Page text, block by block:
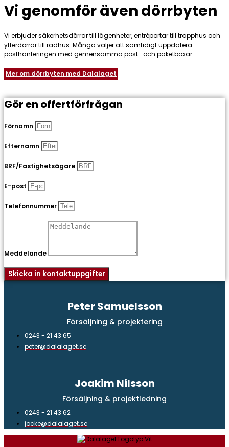
Vi genomför även dörrbyten
Vi erbjuder säkerhetsdörrar till lägenheter, entréportar till trapphus och
ytterdörrar till radhus. Många väljer att samtidigt uppdatera
posthanteringen med gemensamma post- och paketboxar.
Mer om dörrbyten med Dalalaget
Gör en offertförfrågan
Förnamn
Efternamn
BRF/Fastighetsägare
E-post
Telefonnummer
Meddelande
Skicka in kontaktuppgifter
Peter Samuelsson
Försäljning & projektering
0243 - 21 43 65
peter@dalalaget.se
Joakim Nilsson
Försäljning & projektledning
0243 - 21 43 62
jocke@dalalaget.se